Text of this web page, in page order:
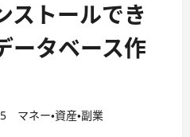
ストールでき
ータベース作
マネー・資産・副業